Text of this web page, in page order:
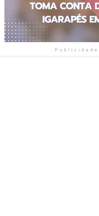
Publicidade